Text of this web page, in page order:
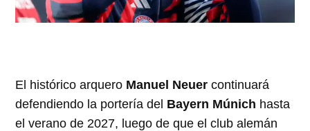
El histórico arquero Manuel Neuer continuará
defendiendo la portería del Bayern Múnich hasta
el verano de 2027, luego de que el club alemán